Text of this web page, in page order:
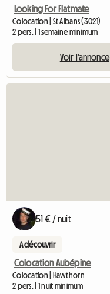
Looking For Flatmate
Colocation | St Albans (3021)
2 pers. | 1 semaine minimum
Voir l'annonce
51 € / nuit
A découvrir
Colocation Aubépine
Colocation | Hawthorn
2 pers. | 1 nuit minimum